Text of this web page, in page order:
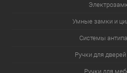
Умные замки и
Системы
Ручки для
Ручки для